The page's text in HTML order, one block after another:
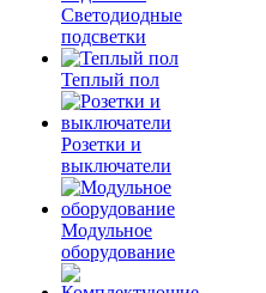
Светодиодные
подсветки
Теплый пол
Розетки и
выключатели
Модульное
оборудование